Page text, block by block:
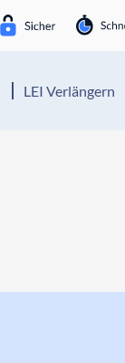
LEI Verlängern